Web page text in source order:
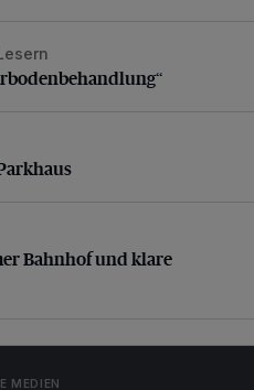
Bahnhof und klare Ansage
Bahnhof und klare
MEDIEN